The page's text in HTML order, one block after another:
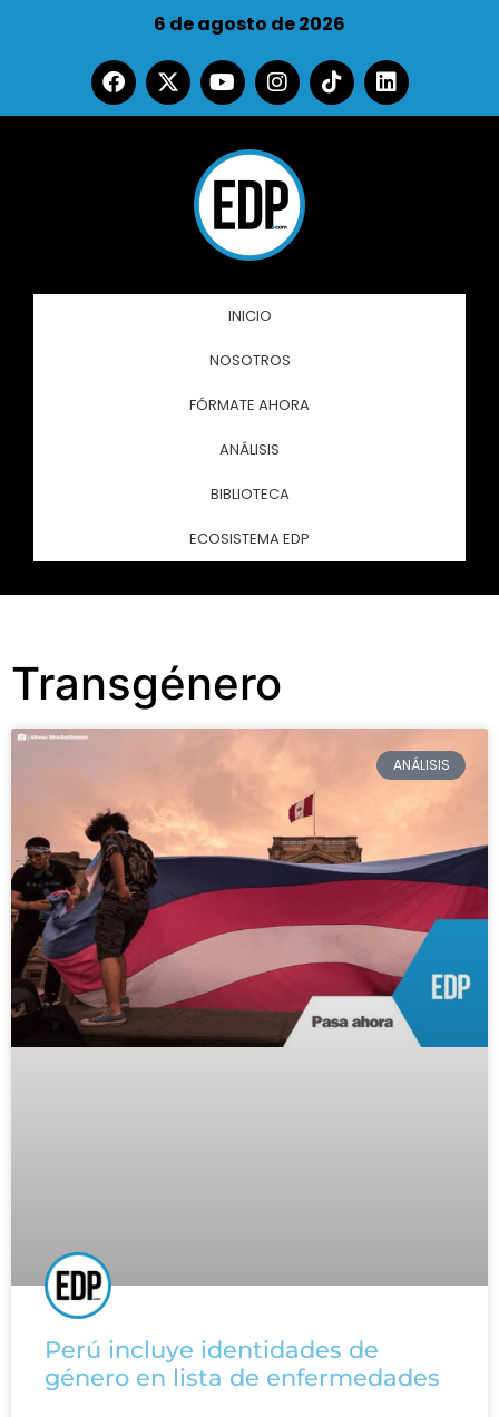
6 de agosto de 2026
INICIO
NOSOTROS
FÓRMATE AHORA
ANÁLISIS
BIBLIOTECA
ECOSISTEMA EDP
Transgénero
ANÁLISIS
Perú incluye identidades de
género en lista de enfermedades